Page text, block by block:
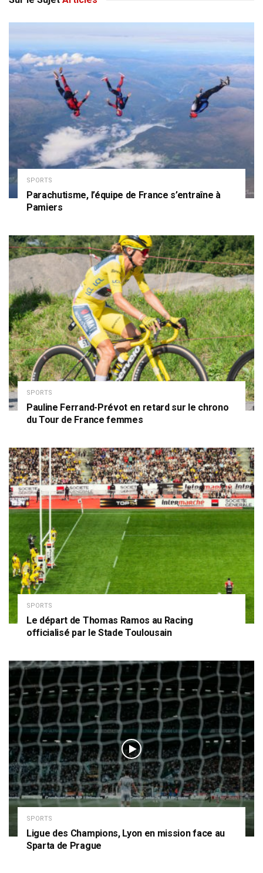
SPORTS
Parachutisme, l’équipe de France s’entraîne à
Pamiers
SPORTS
Pauline Ferrand-Prévot en retard sur le chrono
du Tour de France femmes
SPORTS
Le départ de Thomas Ramos au Racing
officialisé par le Stade Toulousain
SPORTS
Ligue des Champions, Lyon en mission face au
Sparta de Prague